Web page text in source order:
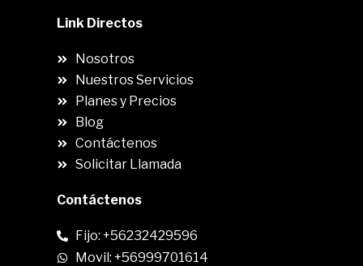
Link Directos
Nosotros
Nuestros Servicios
Planes y Precios
Blog
Contáctenos
Solicitar Llamada
Contáctenos
Fijo: +56232429596
Movil: +56999701614